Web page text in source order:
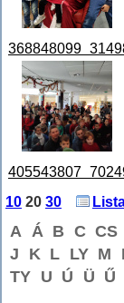
10 20 30
A Á B C CS
J
K L LY M
TY U Ú Ü Ű